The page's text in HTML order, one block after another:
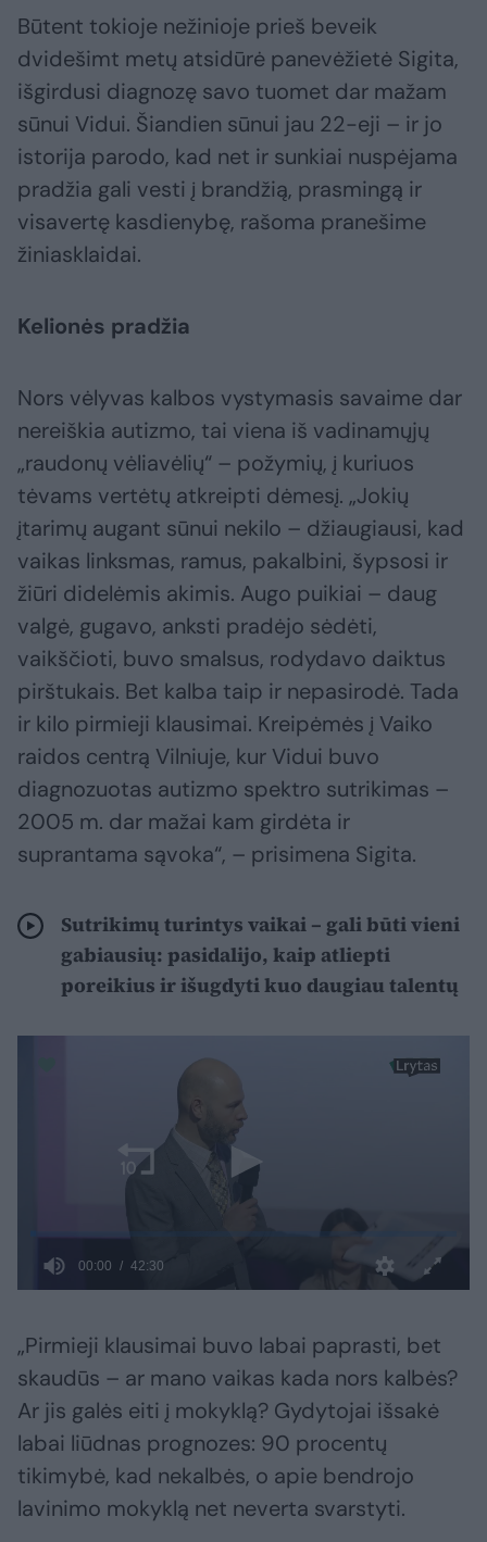
Būtent tokioje nežinioje prieš beveik
dvidešimt metų atsidūrė panevėžietė Sigita,
išgirdusi diagnozę savo tuomet dar mažam
sūnui Vidui. Šiandien sūnui jau 22-eji – ir jo
istorija parodo, kad net ir sunkiai nuspėjama
pradžia gali vesti į brandžią, prasmingą ir
visavertę kasdienybę, rašoma pranešime
žiniasklaidai.
Kelionės pradžia
Nors vėlyvas kalbos vystymasis savaime dar
nereiškia autizmo, tai viena iš vadinamųjų
„raudonų vėliavėlių“ – požymių, į kuriuos
tėvams vertėtų atkreipti dėmesį. „Jokių
įtarimų augant sūnui nekilo – džiaugiausi, kad
vaikas linksmas, ramus, pakalbini, šypsosi ir
žiūri didelėmis akimis. Augo puikiai – daug
valgė, gugavo, anksti pradėjo sėdėti,
vaikščioti, buvo smalsus, rodydavo daiktus
pirštukais. Bet kalba taip ir nepasirodė. Tada
ir kilo pirmieji klausimai. Kreipėmės į Vaiko
raidos centrą Vilniuje, kur Vidui buvo
diagnozuotas autizmo spektro sutrikimas –
2005 m. dar mažai kam girdėta ir
suprantama sąvoka“, – prisimena Sigita.
Sutrikimų turintys vaikai – gali būti vieni
gabiausių: pasidalijo, kaip atliepti
poreikius ir išugdyti kuo daugiau talentų
„Pirmieji klausimai buvo labai paprasti, bet
skaudūs – ar mano vaikas kada nors kalbės?
Ar jis galės eiti į mokyklą? Gydytojai išsakė
labai liūdnas prognozes: 90 procentų
tikimybė, kad nekalbės, o apie bendrojo
lavinimo mokyklą net neverta svarstyti.